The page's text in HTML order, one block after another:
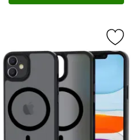
holdit iPhone 11/XR